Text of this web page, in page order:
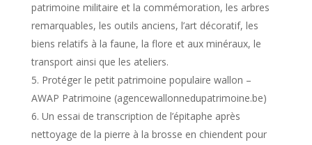
patrimoine militaire et la commémoration, les arbres
remarquables, les outils anciens, l’art décoratif, les
biens relatifs à la faune, la flore et aux minéraux, le
transport ainsi que les ateliers.
Protéger le petit patrimoine populaire wallon –
AWAP Patrimoine (agencewallonnedupatrimoine.be)
Un essai de transcription de l’épitaphe après
nettoyage de la pierre à la brosse en chiendent pour